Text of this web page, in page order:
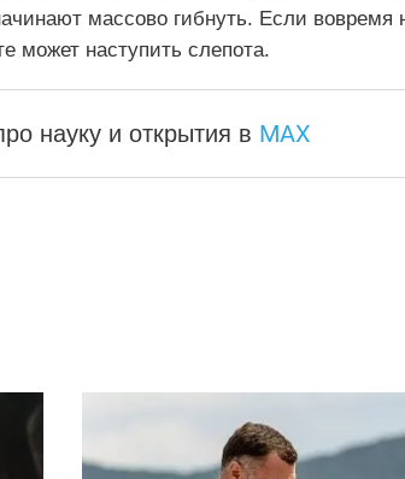
массово гибнуть. Если вовремя
может наступить слепота.
науку и открытия в MAX